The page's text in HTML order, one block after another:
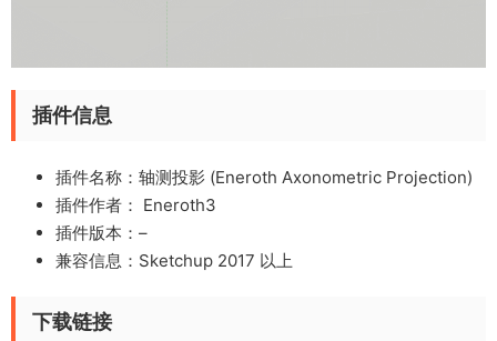
插件信息
插件名称：轴测投影 (Eneroth Axonometric Projection)
插件作者： Eneroth3
插件版本：–
兼容信息：Sketchup 2017 以上
下载链接